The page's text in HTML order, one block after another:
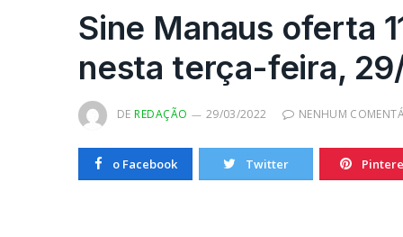
Sine Manaus oferta
nesta terça-feira,
DE REDAÇÃO 29/03/2022 NENHUM
o Facebook Twitter
Frutas e hortalias
da OCDE podero ser
certificadas por
Mapa
20/10/2022